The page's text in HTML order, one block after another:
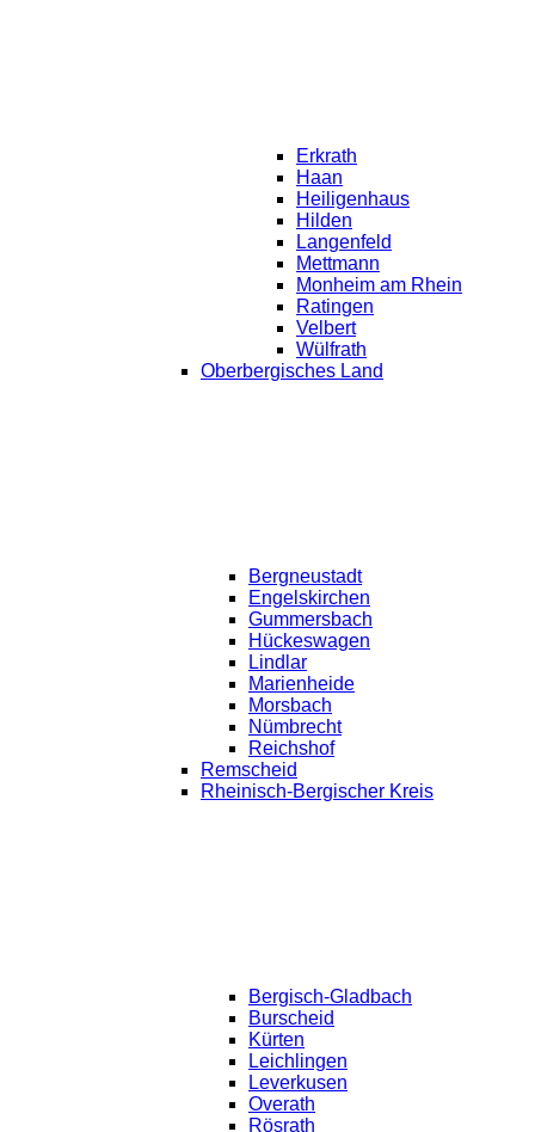
Erkrath
Haan
Heiligenhaus
Hilden
Langenfeld
Mettmann
Monheim am Rhein
Ratingen
Velbert
Wülfrath
Oberbergisches Land
Bergneustadt
Engelskirchen
Gummersbach
Hückeswagen
Lindlar
Marienheide
Morsbach
Nümbrecht
Reichshof
Remscheid
Rheinisch-Bergischer Kreis
Bergisch-Gladbach
Burscheid
Kürten
Leichlingen
Leverkusen
Overath
Rösrath